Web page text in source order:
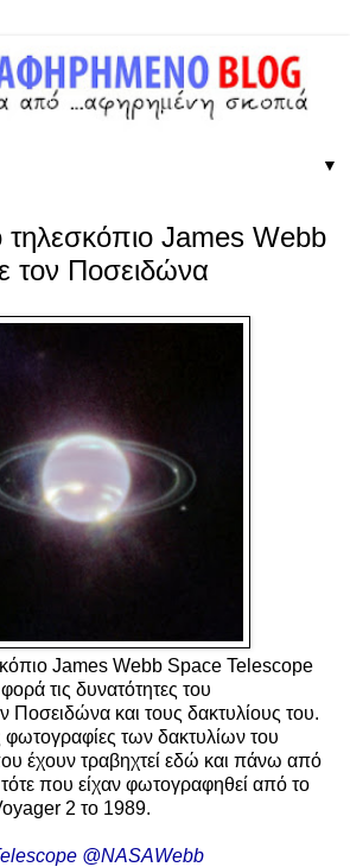
▼
τηλεσκόπιο James Webb
τον Ποσειδώνα
James Webb Space Telescope
τις δυνατότητες του
Ποσειδώνα και τους δακτυλίους του.
φωτογραφίες των δακτυλίων του
έχουν τραβηχτεί εδώ και πάνω από
τότε που είχαν φωτογραφηθεί από το
2 το 1989.
@NASAWebb